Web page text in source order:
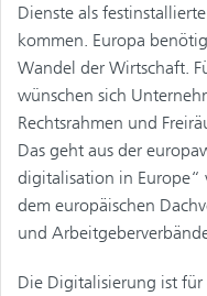
Dienste als
kommen. Europa
Wandel der Wirtschaft.
wünschen sich
Rechtsrahmen und
Das geht aus der
digitalisation in Europe“
dem europäischen
und
Die Digitalisierung ist